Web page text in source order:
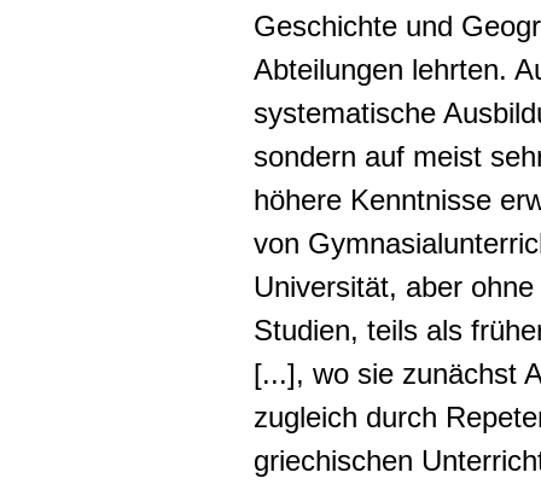
Geschichte und
Abteilungen lehrten.
systematische
sondern auf meist
höhere Kenntnisse
von
Universität, aber
Studien, teils als
[...], wo sie zunächst
zugleich durch
griechischen